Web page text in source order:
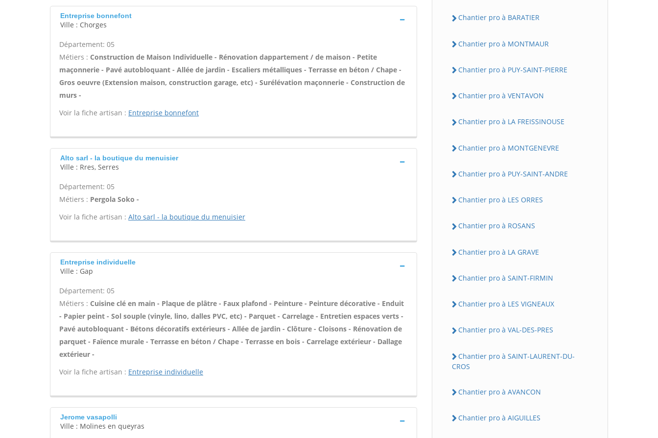
Entreprise bonnefont
Ville : Chorges
Département: 05
Métiers : Construction de Maison Individuelle - Rénovation dappartement / de maison - Petite
maçonnerie - Pavé autobloquant - Allée de jardin - Escaliers métalliques - Terrasse en béton / Chape -
Gros oeuvre (Extension maison, construction garage, etc) - Surélévation maçonnerie - Construction de
murs -
Voir la fiche artisan : Entreprise bonnefont
Alto sarl - la boutique du menuisier
Ville : Rres, Serres
Département: 05
Métiers : Pergola Soko -
Voir la fiche artisan : Alto sarl - la boutique du menuisier
Entreprise individuelle
Ville : Gap
Département: 05
Métiers : Cuisine clé en main - Plaque de plâtre - Faux plafond - Peinture - Peinture décorative - Enduit
- Papier peint - Sol souple (vinyle, lino, dalles PVC, etc) - Parquet - Carrelage - Entretien espaces verts -
Pavé autobloquant - Bétons décoratifs extérieurs - Allée de jardin - Clôture - Cloisons - Rénovation de
parquet - Faïence murale - Terrasse en béton / Chape - Terrasse en bois - Carrelage extérieur - Dallage
extérieur -
Voir la fiche artisan : Entreprise individuelle
Jerome vasapolli
Ville : Molines en queyras
Chantier pro à BARATIER
Chantier pro à MONTMAUR
Chantier pro à PUY-SAINT-PIERRE
Chantier pro à VENTAVON
Chantier pro à LA FREISSINOUSE
Chantier pro à MONTGENEVRE
Chantier pro à PUY-SAINT-ANDRE
Chantier pro à LES ORRES
Chantier pro à ROSANS
Chantier pro à LA GRAVE
Chantier pro à SAINT-FIRMIN
Chantier pro à LES VIGNEAUX
Chantier pro à VAL-DES-PRES
Chantier pro à SAINT-LAURENT-DU-
CROS
Chantier pro à AVANCON
Chantier pro à AIGUILLES